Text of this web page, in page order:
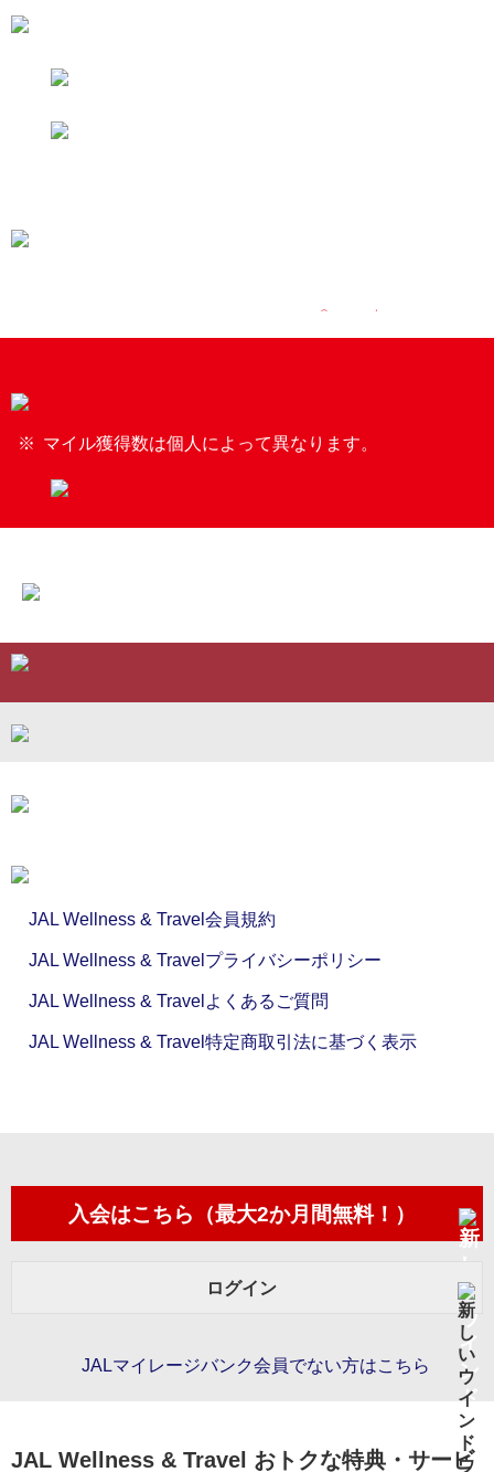
マイル獲得数は個人によって異なります。
JAL Wellness & Travel会員規約
JAL Wellness & Travelプライバシーポリシー
JAL Wellness & Travelよくあるご質問
JAL Wellness & Travel特定商取引法に基づく表示
入会はこちら（最大2か月間無料！）
ログイン
JALマイレージバンク会員でない方はこちら
JAL Wellness & Travel おトクな特典・サービ